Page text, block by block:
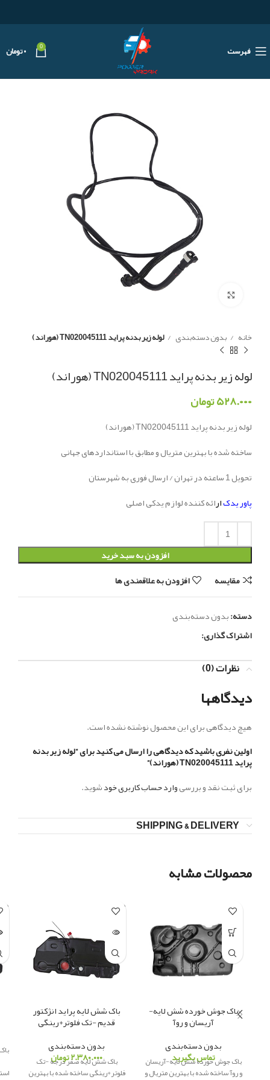
فهرست 0 ۰تومان
Click to enlarge
خانه بدون دسته‌بندی لوله زیر بدنه پراید TN020045111 (هوراند)
لوله زیر بدنه پراید TN020045111 (هوراند)
۵۲۸.۰۰۰تومان
لوله زیر بدنه پراید TN020045111 (هوراند)
ساخته شده با بهترین متریال و مطابق با استانداردهای جهانی
تحویل 1 ساعته در تهران / ارسال فوری به شهرستان
پاور یدکارائه کننده لوازم یدکی اصلی
افزودن به سبد خرید
مقایسه
افزودن به علاقمندی ها
دسته:بدون دسته‌بندی
اشتراک گذاری:
نظرات (0)
دیدگاهها
هیچ دیدگاهی برای این محصول نوشته نشده است.
اولین نفری باشید که دیدگاهی را ارسال می کنید برای “لوله زیر بدنه
پراید TN020045111 (هوراند)”
برای ثبت نقد و بررسیوارد حساب کاربری خودشوید.
SHIPPING & DELIVERY
محصولات مشابه
باک جوش خورده شش لایه-
آریسان و روآ
بدون دسته‌بندی
تماس بگیرید
باک جوش خورده شش لایه-آریسان
و روآ ساخته شده با بهترین متریال و
SOLD
OUT
باک شش لایه پراید انژکتور
قدیم -تک فلوتر+رینگی
بدون دسته‌بندی
۲.۳۸۰.۰۰۰تومان
باک شش لایه صفر درجه -تک
فلوتر+رینگی ساخته شده با بهترین